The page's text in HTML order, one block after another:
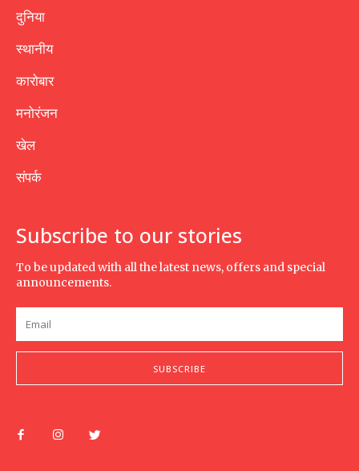
दुनिया
स्थानीय
कारोबार
मनोरंजन
खेल
संपर्क
Subscribe to our stories
To be updated with all the latest news, offers and special
announcements.
SUBSCRIBE